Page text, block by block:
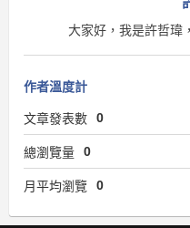
大家好，我是許哲瑋
作者溫度計
文章發表數 0
總瀏覽量 0
月平均瀏覽 0